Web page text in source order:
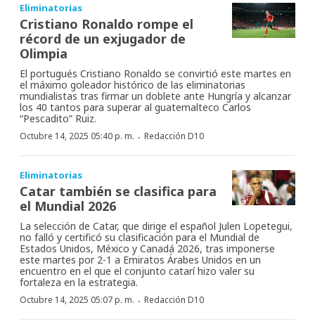
Eliminatorias
Cristiano Ronaldo rompe el
récord de un exjugador de
Olimpia
El portugués Cristiano Ronaldo se convirtió este martes en
el máximo goleador histórico de las eliminatorias
mundialistas tras firmar un doblete ante Hungría y alcanzar
los 40 tantos para superar al guatemalteco Carlos
“Pescadito” Ruiz.
Octubre 14, 2025 05:40 p. m. · Redacción D10
Eliminatorias
Catar también se clasifica para
el Mundial 2026
La selección de Catar, que dirige el español Julen Lopetegui,
no falló y certificó su clasificación para el Mundial de
Estados Unidos, México y Canadá 2026, tras imponerse
este martes por 2-1 a Emiratos Árabes Unidos en un
encuentro en el que el conjunto catarí hizo valer su
fortaleza en la estrategia.
Octubre 14, 2025 05:07 p. m. · Redacción D10